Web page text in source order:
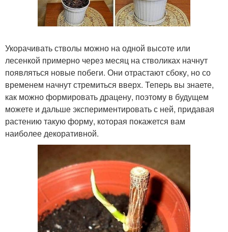
Укорачивать стволы можно на одной высоте или
лесенкой примерно через месяц на стволиках начнут
появляться новые побеги. Они отрастают сбоку, но со
временем начнут стремиться вверх. Теперь вы знаете,
как можно формировать драцену, поэтому в будущем
можете и дальше экспериментировать с ней, придавая
растению такую форму, которая покажется вам
наиболее декоративной.